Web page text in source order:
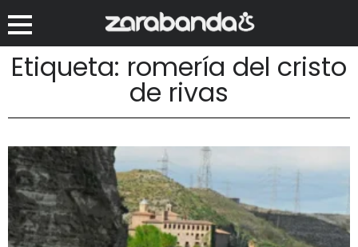
Etiqueta: romería del cristo
de rivas